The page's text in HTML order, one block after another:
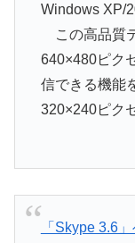
Windows XP/
この高品質
640×480ピク
信できる機能
320×240ピク
「Skype 3.6